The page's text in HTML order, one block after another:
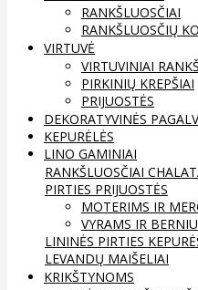
RANKŠLUOSČIAI
RANKŠLUOSČIŲ
VIRTUVĖ
VIRTUVINIAI
PIRKINIŲ KREPŠIAI
PRIJUOSTĖS
DEKORATYVINĖS
KEPURĖLĖS
LINO GAMINIAI
RANKŠLUOSČIAI
PIRTIES PRIJUOSTĖS
MOTERIMS IR
VYRAMS IR
LININĖS PIRTIES
LEVANDŲ MAIŠELIAI
KRIKŠTYNOMS